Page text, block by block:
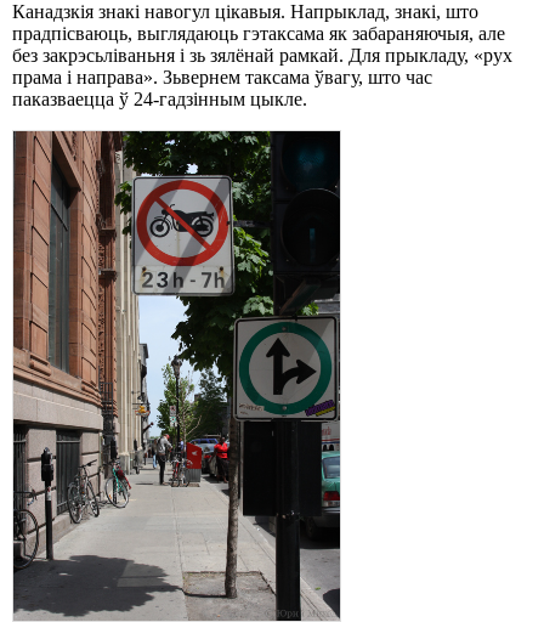
Канадзкія знакі навогул цікавыя. Напрыклад, знакі, што
прадпісваюць, выглядаюць гэтаксама як забараняючыя, але
без закрэсьліваньня і зь зялёнай рамкай. Для прыкладу, «рух
прама і направа». Зьвернем таксама ўвагу, што час
паказваецца ў 24-гадзінным цыкле.